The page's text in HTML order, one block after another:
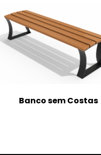
Banco sem Costas